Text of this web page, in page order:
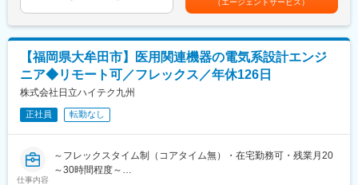
◇残業も月平均10時間程度と働きやすい環境です◎
■企業の魅力：
＼鉄道王国九州で圧倒的なシェア。高度な技術を活かし日本全
国、世界へ！／
当社が強みとするのは、鉄道関連の通信システムです。全国各地
の鉄道事業者で私たちの製品が使用されており、駅向けの放送装
置では九州では90％以上のシェアを誇っています。また、列車の
運行に関係する指令電話システム、気象や災害時のための防災シ
ステムなどのシステムも開発。大手電機メーカーの製品づくりで
考を通じて上下する可能性があります。月給(月額)は固定手当を含
めた表記です。
【福岡県大牟田市】医用関連機器の電気系設計エンジ
ニア◆リモート可／フレックス／年休126日
株式会社日立ハイテク九州
正社員 転勤なし
仕事内容
～フレックスタイム制（コアタイム無）・在宅勤務可・残業月20
～30時間程度～